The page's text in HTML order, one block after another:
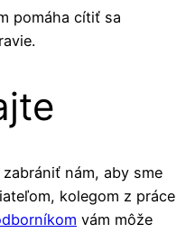
pomáha cítiť sa
nám, aby sme
kolegom z práce
vám môže